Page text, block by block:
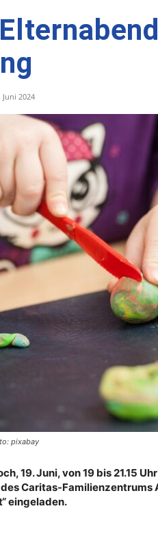
Juni 2024
pixabay
19. Juni, von 19 bis 21.15
Caritas-Familienzentrums
eingeladen.